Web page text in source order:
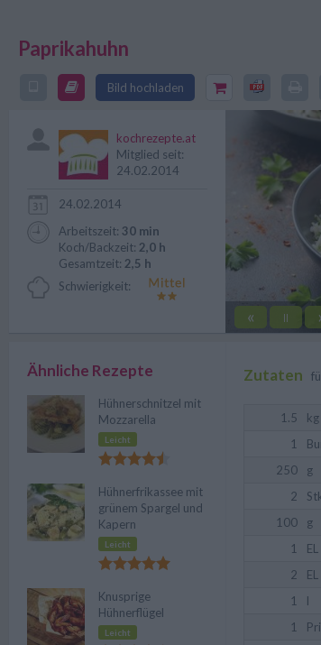
Paprikahuhn
Bild hochladen
Paprikahuhn
Chilipaprika
« ||
kochrezepte.at
Mitglied seit:
24.02.2014
24.02.2014
Arbeitszeit: 30 min
Koch/Backzeit: 2,0 h
Gesamtzeit: 2,5 h
Schwierigkeit:
Zutaten
1.5 kg
1
250
g
2
100
g
1
EL
2
EL
1
l
1
Ähnliche Rezepte
Hühnerschnitzel mit
Mozzarella
Leicht
Hühnerfrikassee mit
grünem Spargel und
Kapern
Leicht
Knusprige
Hühnerflügel
Leicht